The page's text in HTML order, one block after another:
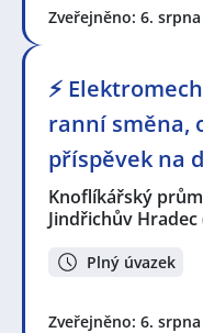
Zveřejněno: 6. srpna
⚡
ranní směna,
příspěvek na
Knoflíkářský
Jindřichův Hradec
Plný úvazek
Zveřejněno: 6. srpna